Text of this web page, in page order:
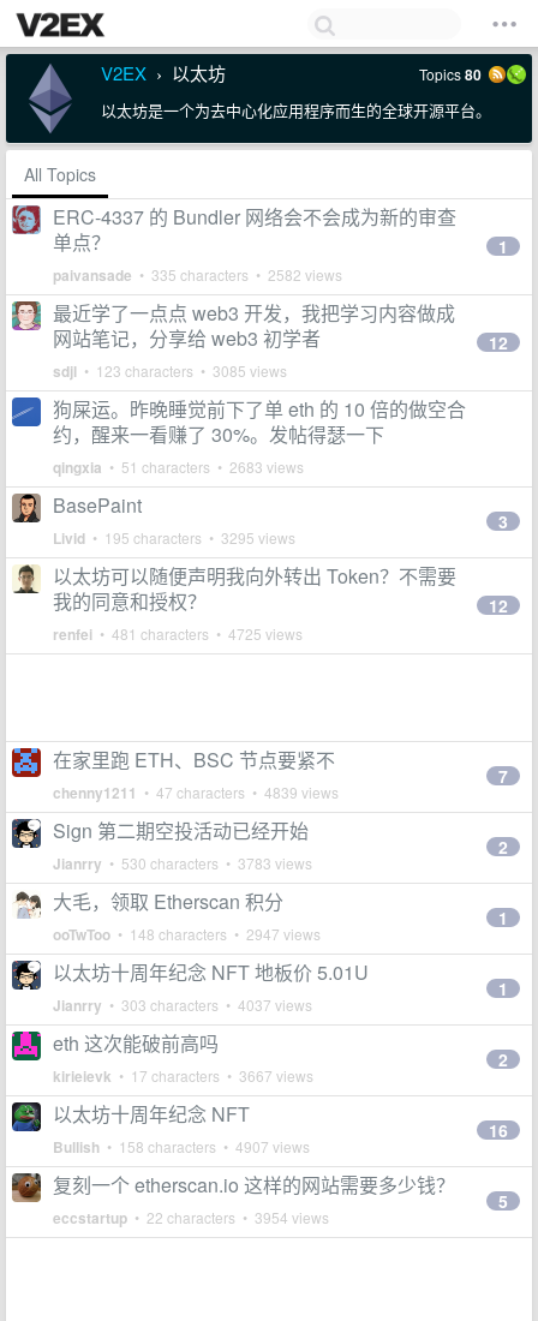
V2EX › 以太坊 Topics80
以太坊是一个为去中心化应用程序而生的全球开源平台。
All Topics
ERC-4337 的 Bundler 网络会不会成为新的审查
单点？
paivansade • 335 characters • 2582 views
1
最近学了一点点 web3 开发，我把学习内容做成
网站笔记，分享给 web3 初学者
sdjl • 123 characters • 3085 views
12
狗屎运。昨晚睡觉前下了单 eth 的 10 倍的做空合
约，醒来一看赚了 30%。发帖得瑟一下
qingxia • 51 characters • 2683 views
BasePaint
Livid • 195 characters • 3295 views
3
以太坊可以随便声明我向外转出 Token？不需要
我的同意和授权？
renfei • 481 characters • 4725 views
12
在家里跑 ETH、BSC 节点要紧不
chenny1211 • 47 characters • 4839 views
7
Sign 第二期空投活动已经开始
Jianrry • 530 characters • 3783 views
2
大毛，领取 Etherscan 积分
ooTwToo • 148 characters • 2947 views
1
以太坊十周年纪念 NFT 地板价 5.01U
Jianrry • 303 characters • 4037 views
1
eth 这次能破前高吗
kirieievk • 17 characters • 3667 views
2
以太坊十周年纪念 NFT
Bullish • 158 characters • 4907 views
16
复刻一个 etherscan.io 这样的网站需要多少钱？
eccstartup • 22 characters • 3954 views
5